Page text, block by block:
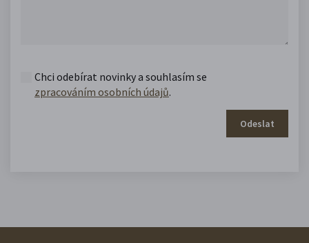
Chci odebírat novinky a souhlasím se
zpracováním osobních údajů.
Odeslat